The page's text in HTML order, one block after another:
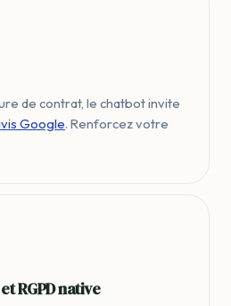
de contrat, le chatbot invite
Google. Renforcez votre
RGPD native